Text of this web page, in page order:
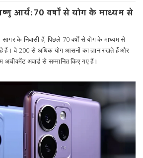
आर्य: 70 वर्षों से योग के माध्यम से
सागर के निवासी हैं, पिछले 70 वर्षों से योग के माध्यम से
हैं। वे 200 से अधिक योग आसनों का ज्ञान रखते हैं और
अचीवमेंट अवार्ड से सम्मानित किए गए हैं।